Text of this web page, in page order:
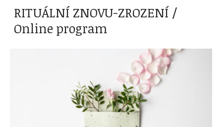
RITUÁLNÍ ZNOVU-ZROZENÍ /
Online program